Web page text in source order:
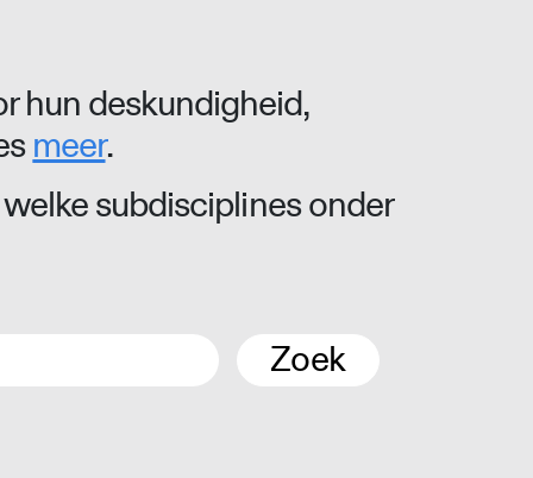
hun deskundigheid,
meer.
subdisciplines onder
Zoek